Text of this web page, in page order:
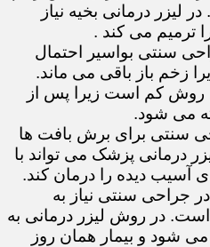
لیزر درمانی بخیه نیاز
ترمیم می کند .
سنتی بواسیر احتمال
زخم باز باقی می ماند.
روش کم است زیرا پس از
می شود.
سنتی برای برش بافت ها
درمانی پزشک می تواند با
آسیب دیده را درمان کند.
جراحی سنتی نیاز به
در روش لیزر درمانی به
شود و بیمار همان روز